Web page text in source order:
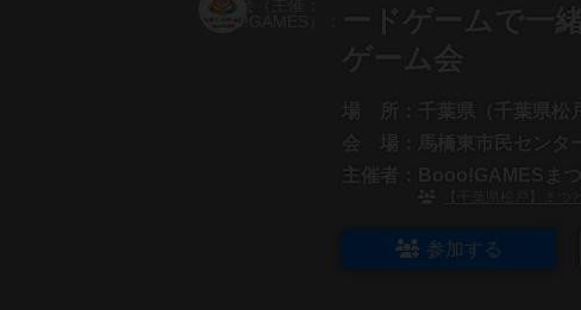
ードゲームで一
ゲーム会
場 所：
千葉県（千葉県
会 場：
馬橋東市民センタ
主催者：
Booo!GAMESま
参加する